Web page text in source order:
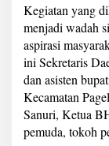
Kegiatan yang
menjadi wadah
aspirasi
ini Sekretaris
dan asisten
Kecamatan
Sanuri, Ketua
pemuda, tokoh